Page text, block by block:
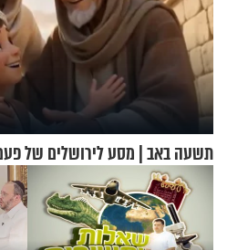
תשעה באב | מסע לירושלים של